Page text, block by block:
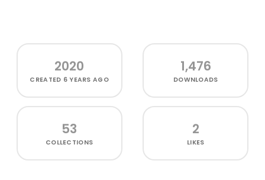
2020
CREATED 6 YEARS AGO
1,476
DOWNLOADS
53
COLLECTIONS
2
LIKES